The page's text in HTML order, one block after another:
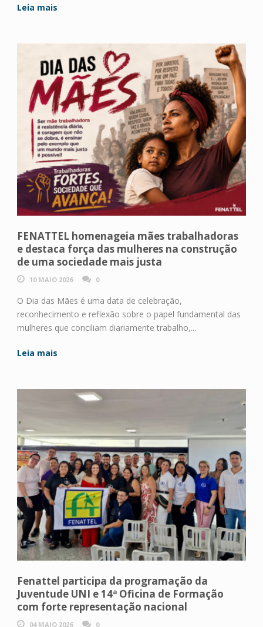
Leia mais
FENATTEL homenageia mães trabalhadoras
e destaca força das mulheres na construção
de uma sociedade mais justa
10 MAIO 2026 0
O Dia das Mães é uma data de celebração,
reconhecimento e reflexão sobre o papel fundamental das
mulheres que conciliam diariamente trabalho,...
Leia mais
Fenattel participa da programação da
Juventude UNI e 14ª Oficina de Formação
com forte representação nacional
04 MAIO 2026 0